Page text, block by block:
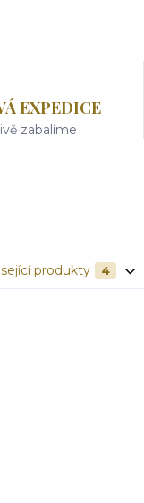
EXPEDICE
zabalíme
produkty 4